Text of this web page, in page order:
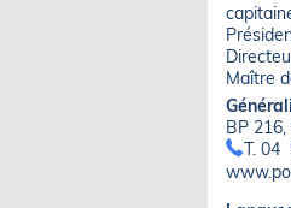
Maître
BP
T.